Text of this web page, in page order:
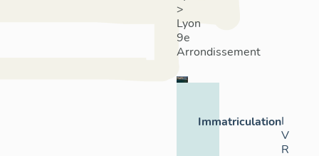
>
Lyon
9e
Arrondissement
ImmatriculationI
V
R